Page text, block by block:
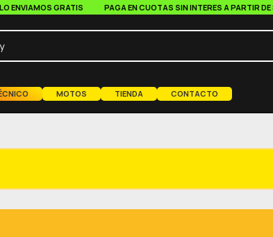
GRATIS PAGA EN CUOTAS SIN INTERES A PARTIR DE
MOTOS TIENDA CONTACTO